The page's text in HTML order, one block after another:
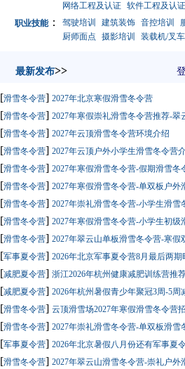
网络工程及认证 软件工程及认证
职业技能： 驾驶培训 建筑装饰 音控培训
厨师面点
摄影培训 装载机/叉
最新发布>>
[滑雪冬令营] 2027年北京寒假滑雪冬令营
[滑雪冬令营] 2027年寒假崇礼滑雪冬令营推荐-翠
[滑雪冬令营] 2027年云顶滑雪冬令营环境介绍
[滑雪冬令营] 2027年云顶户外小学生滑雪冬令营
[滑雪冬令营] 2027年寒假滑雪冬令营-假期滑雪冬
[滑雪冬令营] 2027年寒假滑雪冬令营-单双板户外
[滑雪冬令营] 2027年崇礼滑雪冬令营-小学生滑雪
[滑雪冬令营] 2027年寒假滑雪冬令营-小学生初级
[滑雪冬令营] 2027年翠云山单板滑雪冬令营-寒假
[军事夏令营] 2026年北京军事夏令营8月最后两期
[减肥夏令营] 浙江2026年杭州健康减肥训练营推
[减肥夏令营] 2026年杭州暑假青少年聚冠3周-5周
[滑雪冬令营] 云顶滑雪场2027年寒假滑雪冬令营
[滑雪冬令营] 2027年崇礼滑雪冬令营-单双板滑雪
[军事夏令营] 2026年北京暑假八月份还有军事夏
[滑雪冬令营] 2027年翠云山滑雪冬令营-崇礼户外